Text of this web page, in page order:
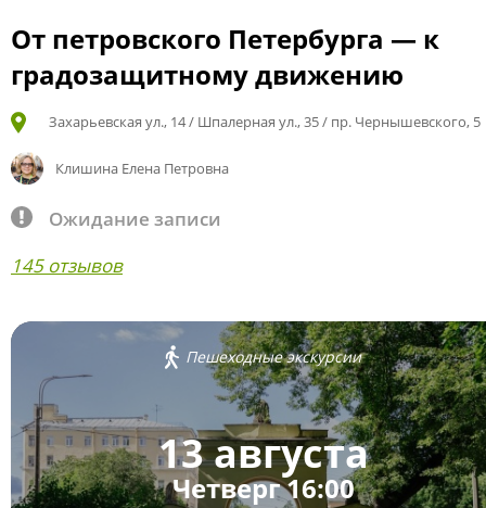
От петровского Петербурга — к
градозащитному движению
Захарьевская ул., 14 / Шпалерная ул., 35 / пр. Чернышевского, 5
Клишина Елена Петровна
Ожидание записи
145 отзывов
Пешеходные экскурсии
13 августа
Четверг 16:00